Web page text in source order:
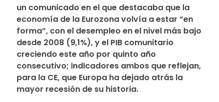
un comunicado en el que destacaba que la
economía de la Eurozona volvía a estar “en
forma”, con el desempleo en el nivel más bajo
desde 2008 (9,1%), y el PIB comunitario
creciendo este año por quinto año
consecutivo; indicadores ambos que reflejan,
para la CE, que Europa ha dejado atrás la
mayor recesión de su historia.